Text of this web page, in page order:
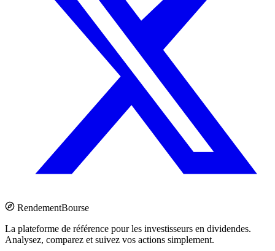
RendementBourse
La plateforme de référence pour les investisseurs en dividendes.
Analysez, comparez et suivez vos actions simplement.